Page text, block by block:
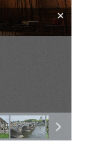
×